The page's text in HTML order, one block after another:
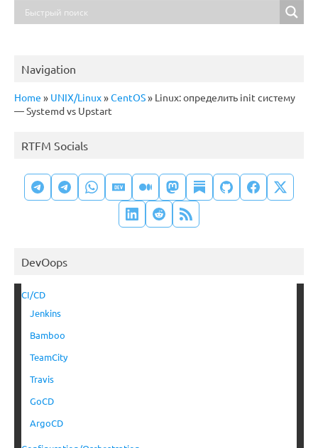
Navigation
Home » UNIX/Linux»CentOS» Linux: определить init систему
— Systemd vs Upstart
RTFM Socials
DevOops
CI/CD
Jenkins
Bamboo
TeamCity
Travis
GoCD
ArgoCD